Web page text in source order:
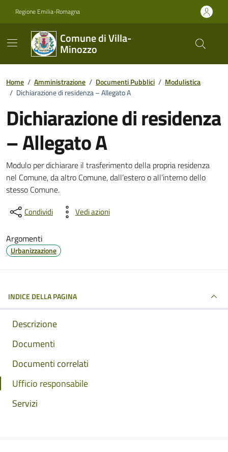
Regione Emilia-Romagna
Comune di Villa-
Minozzo
Home / Amministrazione / Documenti Pubblici / Modulistica
/ Dichiarazione di residenza – Allegato A
Dichiarazione di residenza
– Allegato A
Dettagli del documento
Modulo per dichiarare il trasferimento della propria residenza
nel Comune, da altro Comune, dall’estero o all’interno dello
stesso Comune.
Condividi Vedi azioni
Argomenti
Urbanizzazione
INDICE DELLA PAGINA
Descrizione
Documenti
Documenti correlati
Ufficio responsabile
Servizi